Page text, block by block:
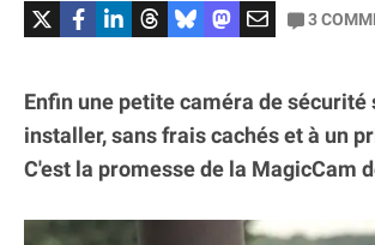
3
Enfin une petite caméra de sécurité
installer, sans frais cachés et à un
C'est la promesse de la MagicCam